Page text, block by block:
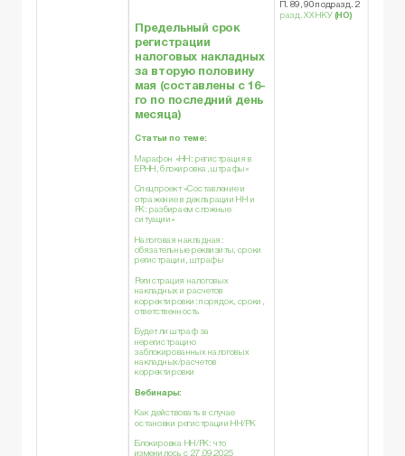
Предельный срок
регистрации
налоговых накладных
за вторую половину
мая (составлены с 16-
го по последний день
месяца)
Статьи по теме:
Марафон «НН: регистрация в
ЕРНН, блокировка, штрафы»
Спецпроект «Составление и
отражение в декларации НН и
РК: разбираем сложные
ситуации»
Налоговая накладная:
обязательные реквизиты, сроки
регистрации, штрафы
Регистрация налоговых
накладных и расчетов
корректировки: порядок, сроки,
ответственность
Будет ли штраф за
нерегистрацию
заблокированных налоговых
накладных/расчетов
корректировки
Вебинары:
Как действовать в случае
остановки регистрации НН/РК
Блокировка НН/РК: что
изменилось с 27.09.2025
П. 89, 90 подразд. 2
разд. XX НКУ (НО)